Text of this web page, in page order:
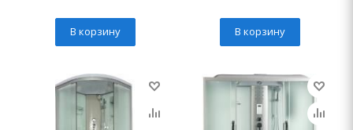
В корзину В корзину